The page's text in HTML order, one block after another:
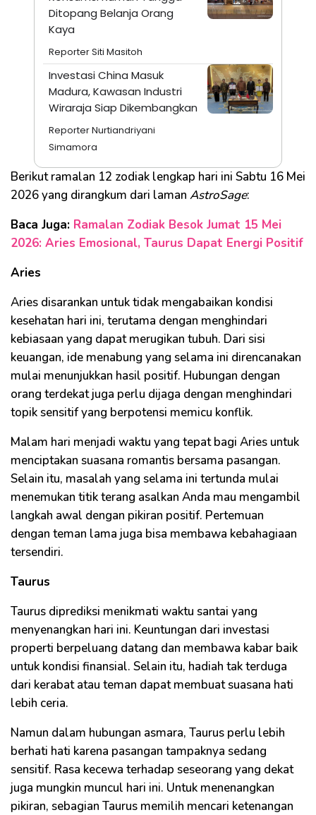
Ditopang Belanja Orang
Kaya
Reporter Siti Masitoh
Investasi China Masuk
Madura, Kawasan Industri
Wiraraja Siap Dikembangkan
Reporter Nurtiandriyani
Simamora
Berikut ramalan 12 zodiak lengkap hari ini Sabtu 16 Mei
2026 yang dirangkum dari laman AstroSage:
Baca Juga: Ramalan Zodiak Besok Jumat 15 Mei
2026: Aries Emosional, Taurus Dapat Energi Positif
Aries
Aries disarankan untuk tidak mengabaikan kondisi
kesehatan hari ini, terutama dengan menghindari
kebiasaan yang dapat merugikan tubuh. Dari sisi
keuangan, ide menabung yang selama ini direncanakan
mulai menunjukkan hasil positif. Hubungan dengan
orang terdekat juga perlu dijaga dengan menghindari
topik sensitif yang berpotensi memicu konflik.
Malam hari menjadi waktu yang tepat bagi Aries untuk
menciptakan suasana romantis bersama pasangan.
Selain itu, masalah yang selama ini tertunda mulai
menemukan titik terang asalkan Anda mau mengambil
langkah awal dengan pikiran positif. Pertemuan
dengan teman lama juga bisa membawa kebahagiaan
tersendiri.
Taurus
Taurus diprediksi menikmati waktu santai yang
menyenangkan hari ini. Keuntungan dari investasi
properti berpeluang datang dan membawa kabar baik
untuk kondisi finansial. Selain itu, hadiah tak terduga
dari kerabat atau teman dapat membuat suasana hati
lebih ceria.
Namun dalam hubungan asmara, Taurus perlu lebih
berhati hati karena pasangan tampaknya sedang
sensitif. Rasa kecewa terhadap seseorang yang dekat
juga mungkin muncul hari ini. Untuk menenangkan
pikiran, sebagian Taurus memilih mencari ketenangan